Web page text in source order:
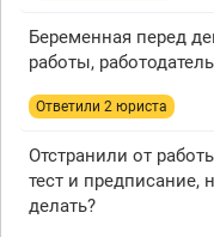
Беременная перед
работы,
Ответили 2 юристa
Отстранили от
тест и предписание,
делать?